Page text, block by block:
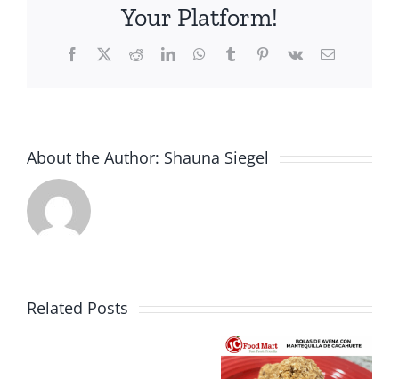
Your Platform!
Facebook
X RedditLinkedInWhatsApp
TumblrPinterest
Vk Email
About the Author: Shauna Siegel
Related Posts
para el